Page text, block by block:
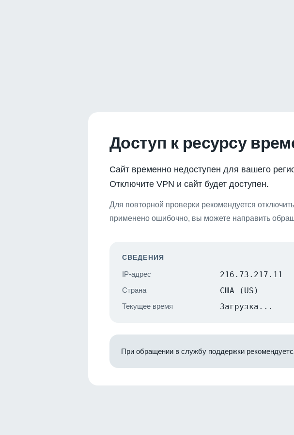
Доступ к ресурсу
Сайт временно недоступен для вашего
Отключите VPN и сайт будет доступен.
Для повторной проверки рекомендуется
применено ошибочно, вы можете направить
СВЕДЕНИЯ
IP-адрес 216.73.217.11
Страна США (US)
Текущее время Загрузка...
При обращении в службу поддержки